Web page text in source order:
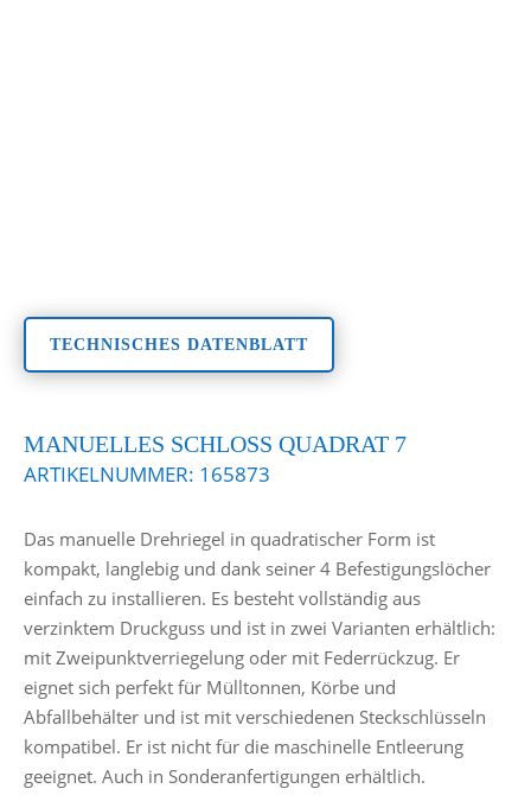
TECHNISCHES DATENBLATT
MANUELLES SCHLOSS QUADRAT 7
ARTIKELNUMMER: 165873
Das manuelle Drehriegel in quadratischer Form ist
kompakt, langlebig und dank seiner 4 Befestigungslöcher
einfach zu installieren. Es besteht vollständig aus
verzinktem Druckguss und ist in zwei Varianten erhältlich:
mit Zweipunktverriegelung oder mit Federrückzug. Er
eignet sich perfekt für Mülltonnen, Körbe und
Abfallbehälter und ist mit verschiedenen Steckschlüsseln
kompatibel. Er ist nicht für die maschinelle Entleerung
geeignet. Auch in Sonderanfertigungen erhältlich.